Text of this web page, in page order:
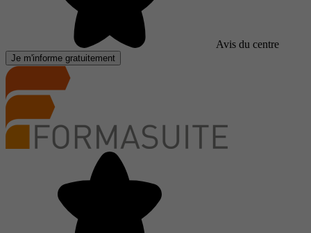
Avis du centre
Je m'informe gratuitement